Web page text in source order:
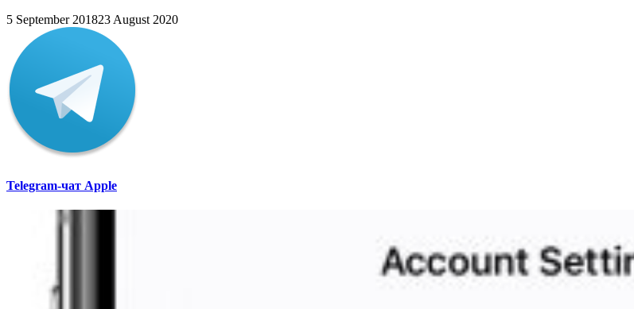
5 September 201823 August 2020
Telegram-чат Apple